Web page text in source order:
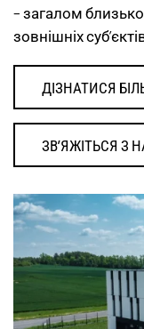
– загалом
зовнішніх
ДІЗНАТИСЯ
ЗВ’ЯЖІТЬСЯ З